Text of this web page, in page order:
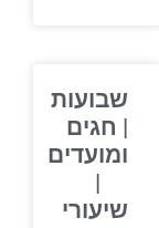
שבועות
| חגים
ומועדים
שיעורי